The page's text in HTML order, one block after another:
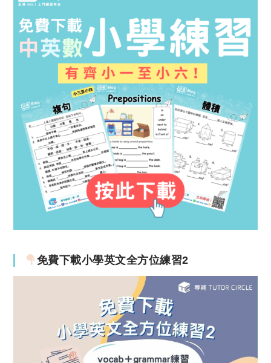
免費下載小學英文全方位練習2